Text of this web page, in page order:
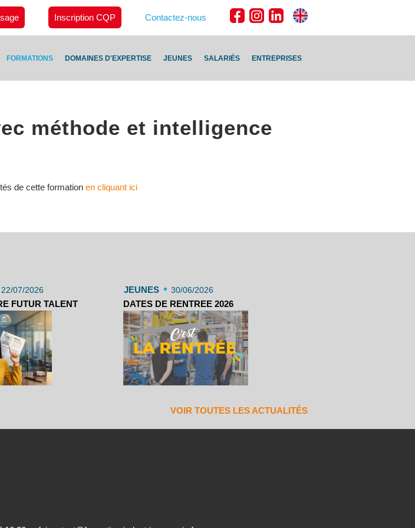
Inscription CQP Contactez-nous
FORMATIONS DOMAINES D'EXPERTISE JEUNES SALARIÉS ENTREPRISES
méthode et intelligence
de cette formation en cliquant ici
22/07/2026
FUTUR TALENT
JEUNES • 30/06/2026
DATES DE RENTREE 2026
VOIR TOUTES LES ACTUALITÉS